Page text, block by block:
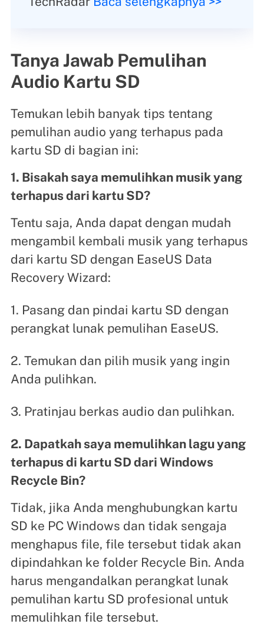
Tanya Jawab Pemulihan
Audio Kartu SD
Temukan lebih banyak tips tentang
pemulihan audio yang terhapus pada
kartu SD di bagian ini:
1. Bisakah saya memulihkan musik yang
terhapus dari kartu SD?
Tentu saja, Anda dapat dengan mudah
mengambil kembali musik yang terhapus
dari kartu SD dengan EaseUS Data
Recovery Wizard:
1. Pasang dan pindai kartu SD dengan
perangkat lunak pemulihan EaseUS.
2. Temukan dan pilih musik yang ingin
Anda pulihkan.
3. Pratinjau berkas audio dan pulihkan.
2. Dapatkah saya memulihkan lagu yang
terhapus di kartu SD dari Windows
Recycle Bin?
Tidak, jika Anda menghubungkan kartu
SD ke PC Windows dan tidak sengaja
menghapus file, file tersebut tidak akan
dipindahkan ke folder Recycle Bin. Anda
harus mengandalkan perangkat lunak
pemulihan kartu SD profesional untuk
memulihkan file tersebut.